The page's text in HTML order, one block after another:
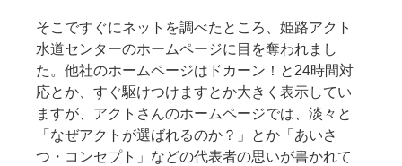
そこですぐにネットを調べたところ、姫路アクト
水道センターのホームページに目を奪われまし
た。他社のホームページはドカーン！と24時間対
応とか、すぐ駆けつけますとか大きく表示してい
ますが、アクトさんのホームページでは、淡々と
「なぜアクトが選ばれるのか？」とか「あいさ
つ・コンセプト」などの代表者の思いが書かれて